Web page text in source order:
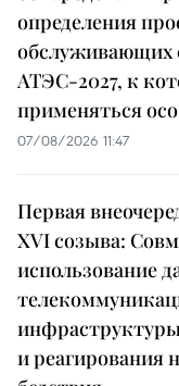
определения
обслуживающих
АТЭС-2027, к
применяться
07/08/2026 11:47
Первая
XVI созыва:
использование
и реагирования